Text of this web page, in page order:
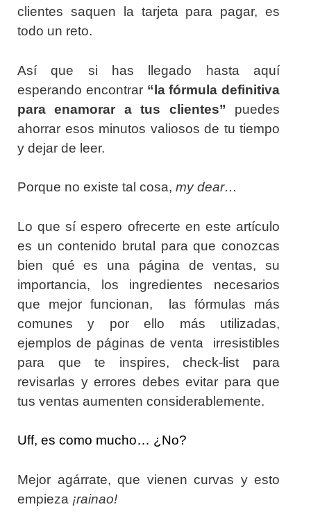
clientes saquen la tarjeta para pagar, es
todo un reto.
Así que si has llegado hasta aquí
esperando encontrar “la fórmula definitiva
para enamorar a tus clientes” puedes
ahorrar esos minutos valiosos de tu tiempo
y dejar de leer.
Porque no existe tal cosa, my dear…
Lo que sí espero ofrecerte en este artículo
es un contenido brutal para que conozcas
bien qué es una página de ventas, su
importancia, los ingredientes necesarios
que mejor funcionan, las fórmulas más
comunes y por ello más utilizadas,
ejemplos de páginas de venta irresistibles
para que te inspires, check-list para
revisarlas y errores debes evitar para que
tus ventas aumenten considerablemente.
Uff, es como mucho… ¿No?
Mejor agárrate, que vienen curvas y esto
empieza ¡rainao!